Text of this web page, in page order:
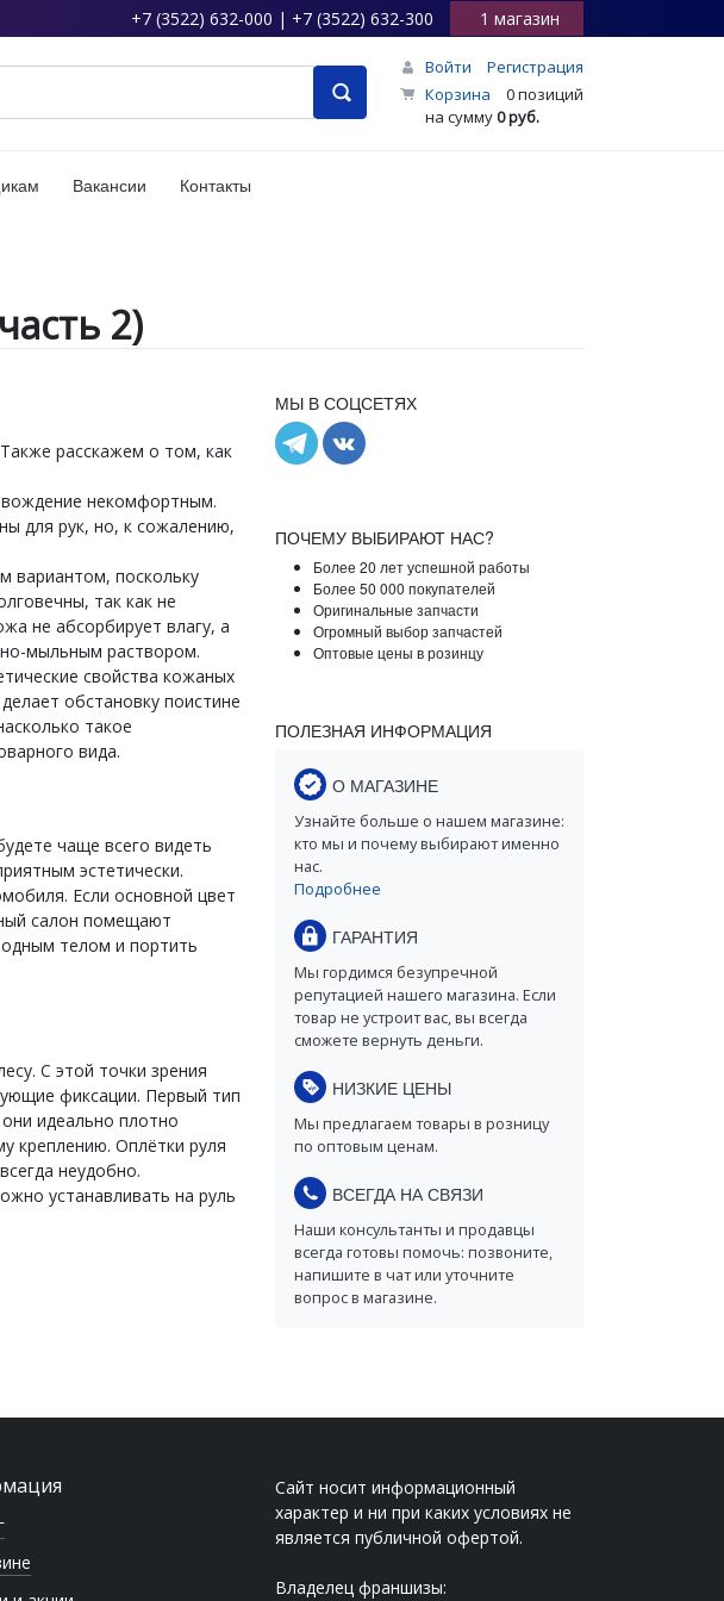
+7 (3522) 632-000 | +7 (3522) 632-300 1 магазин
Войти
Регистрация
Корзина
0 позиций
на сумму0 руб.
Вакансии Контакты
2)
расскажем о том, как
вождение некомфортным.
для рук, но, к сожалению,
вариантом, поскольку
так как не
не абсорбирует влагу, а
мыльным раствором.
свойства кожаных
обстановку поистине
такое
вида.
чаще всего видеть
эстетически.
Если основной цвет
салон помещают
телом и портить
С этой точки зрения
фиксации. Первый тип
идеально плотно
креплению. Оплётки руля
неудобно.
устанавливать на руль
МЫ В СОЦСЕТЯХ
ПОЧЕМУ ВЫБИРАЮТ НАС?
Более 20 лет успешной работы
Более 50 000 покупателей
Оригинальные запчасти
Огромный выбор запчастей
Оптовые цены в розинцу
ПОЛЕЗНАЯ ИНФОРМАЦИЯ
О МАГАЗИНЕ
Узнайте больше о нашем магазине:
кто мы и почему выбирают именно
нас.
Подробнее
ГАРАНТИЯ
Мы гордимся безупречной
репутацией нашего магазина. Если
товар не устроит вас, вы всегда
сможете вернуть деньги.
НИЗКИЕ ЦЕНЫ
Мы предлагаем товары в розницу
по оптовым ценам.
ВСЕГДА НА СВЯЗИ
Наши консультанты и продавцы
всегда готовы помочь: позвоните,
напишите в чат или уточните
вопрос в магазине.
Сайт носит информационный
характер и ни при каких условиях не
является публичной офертой.
Владелец франшизы: